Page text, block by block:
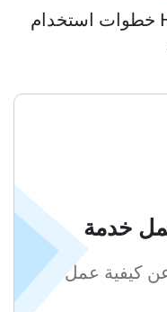
خطوات استخدام Hablax في البحرين، الخدمة